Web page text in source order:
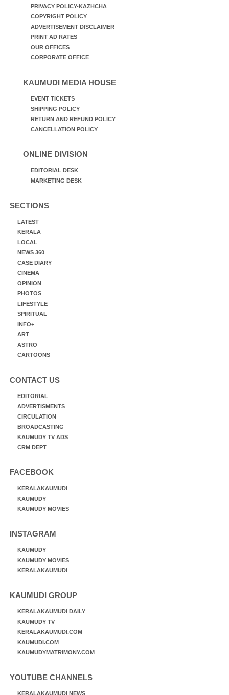
PRIVACY POLICY-KAZHCHA
COPYRIGHT POLICY
ADVERTISEMENT DISCLAIMER
PRINT AD RATES
OUR OFFICES
CORPORATE OFFICE
KAUMUDI MEDIA HOUSE
EVENT TICKETS
SHIPPING POLICY
RETURN AND REFUND POLICY
CANCELLATION POLICY
ONLINE DIVISION
EDITORIAL DESK
MARKETING DESK
SECTIONS
LATEST
KERALA
LOCAL
NEWS 360
CASE DIARY
CINEMA
OPINION
PHOTOS
LIFESTYLE
SPIRITUAL
INFO+
ART
ASTRO
CARTOONS
CONTACT US
EDITORIAL
ADVERTISMENTS
CIRCULATION
BROADCASTING
KAUMUDY TV ADS
CRM DEPT
FACEBOOK
KERALAKAUMUDI
KAUMUDY
KAUMUDY MOVIES
INSTAGRAM
KAUMUDY
KAUMUDY MOVIES
KERALAKAUMUDI
KAUMUDI GROUP
KERALAKAUMUDI DAILY
KAUMUDY TV
KERALAKAUMUDI.COM
KAUMUDI.COM
KAUMUDYMATRIMONY.COM
YOUTUBE CHANNELS
KERALAKAUMUDI NEWS